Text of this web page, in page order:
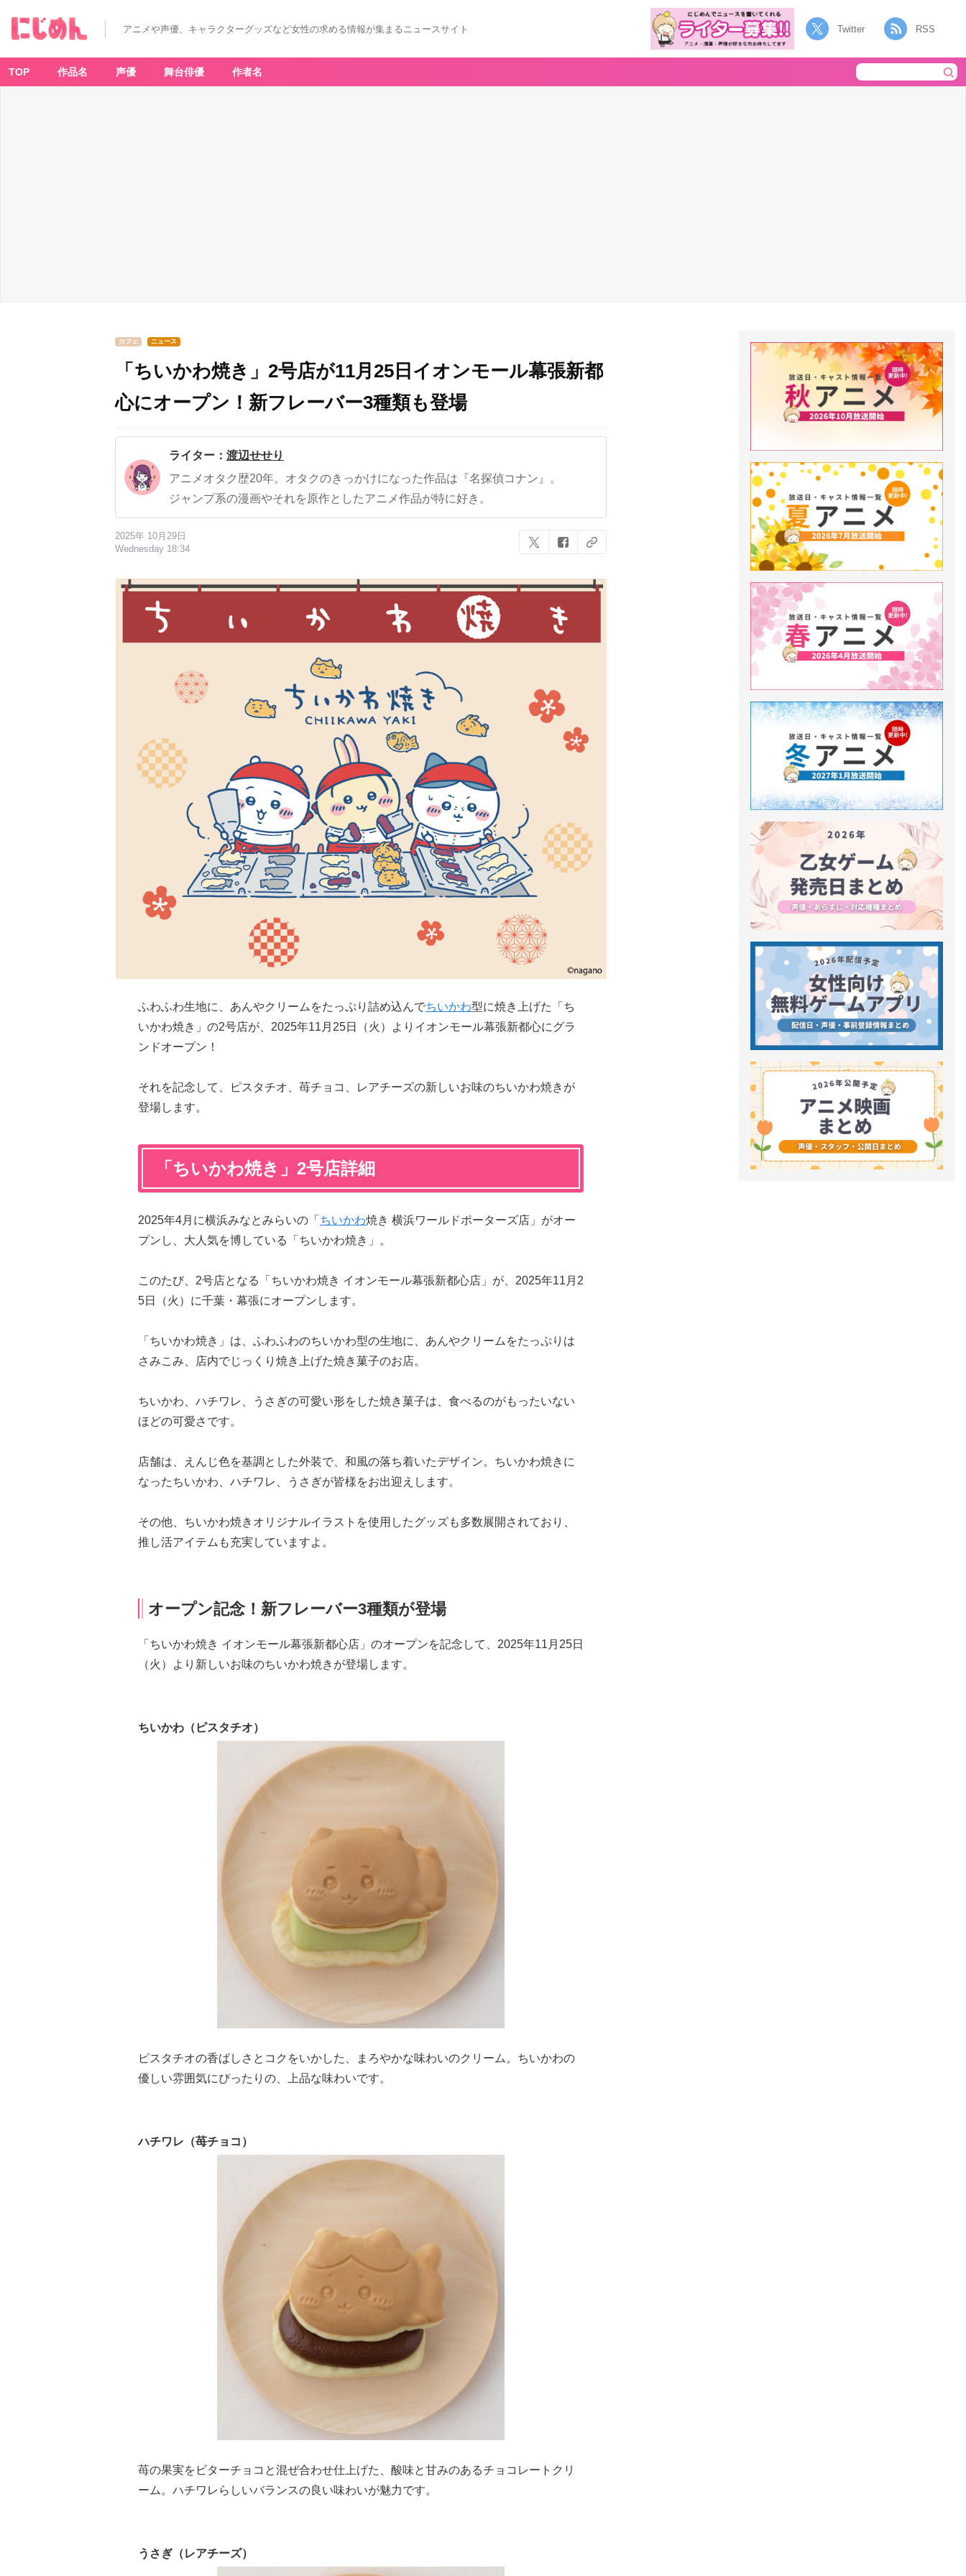
アニメや声優、キャラクターグッズなど女性の求める情報が集まるニュースサイト Twitter RSS
TOP 作品名 声優 舞台俳優 作者名
カフェ ニュース
「ちいかわ焼き」2号店が11月25日イオンモール幕張新都
心にオープン！新フレーバー3種類も登場
ライター： 渡辺せせり
アニメオタク歴20年。オタクのきっかけになった作品は『名探偵コナン』。
ジャンプ系の漫画やそれを原作としたアニメ作品が特に好き。
2025年 10月29日
Wednesday 18:34
ふわふわ生地に、あんやクリームをたっぷり詰め込んでちいかわ型に焼き上げた「ち
いかわ焼き」の2号店が、2025年11月25日（火）よりイオンモール幕張新都心にグラ
ンドオープン！
それを記念して、ピスタチオ、苺チョコ、レアチーズの新しいお味のちいかわ焼きが
登場します。
「ちいかわ焼き」2号店詳細
2025年4月に横浜みなとみらいの「 ちいかわ焼き 横浜ワールドポーターズ店」がオー
プンし、大人気を博している「ちいかわ焼き」。
このたび、2号店となる「ちいかわ焼き イオンモール幕張新都心店」が、2025年11月2
5日（火）に千葉・幕張にオープンします。
「ちいかわ焼き」は、ふわふわのちいかわ型の生地に、あんやクリームをたっぷりは
さみこみ、店内でじっくり焼き上げた焼き菓子のお店。
ちいかわ、ハチワレ、うさぎの可愛い形をした焼き菓子は、食べるのがもったいない
ほどの可愛さです。
店舗は、えんじ色を基調とした外装で、和風の落ち着いたデザイン。ちいかわ焼きに
なったちいかわ、ハチワレ、うさぎが皆様をお出迎えします。
その他、ちいかわ焼きオリジナルイラストを使用したグッズも多数展開されており、
推し活アイテムも充実していますよ。
オープン記念！新フレーバー3種類が登場
「ちいかわ焼き イオンモール幕張新都心店」のオープンを記念して、2025年11月25日
（火）より新しいお味のちいかわ焼きが登場します。
ちいかわ（ピスタチオ）
ピスタチオの香ばしさとコクをいかした、まろやかな味わいのクリーム。ちいかわの
優しい雰囲気にぴったりの、上品な味わいです。
ハチワレ（苺チョコ）
苺の果実をビターチョコと混ぜ合わせ仕上げた、酸味と甘みのあるチョコレートクリ
ーム。ハチワレらしいバランスの良い味わいが魅力です。
うさぎ（レアチーズ）